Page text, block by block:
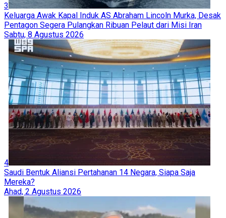
3
Keluarga Awak Kapal Induk AS Abraham Lincoln Murka, Desak
Pentagon Segera Pulangkan Ribuan Pelaut dari Misi Iran
Sabtu, 8 Agustus 2026
4
Saudi Bentuk Aliansi Pertahanan 14 Negara, Siapa Saja
Mereka?
Ahad, 2 Agustus 2026